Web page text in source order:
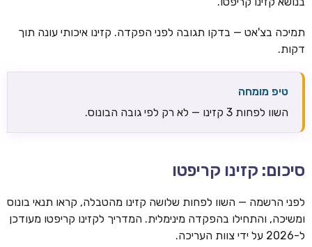
תמיכה בצ'אט — בדקו תגובה לפני הפקדה. קזינו איכותי עונה תוך
דקות.
טיפ מומחה
השוו לפחות 3 קזינו — לא רק לפי גובה הבונוס.
סיכום: קזינו קריפטו
לפני הרשמה — השוו לפחות שלושה קזינו מהטבלה, קראו תנאי בונוס
ומשיכה, והתחילו בהפקדה מינימלית. המדריך לקזינו קריפטו מעודכן
ל-2026 על ידי צוות העריכה.